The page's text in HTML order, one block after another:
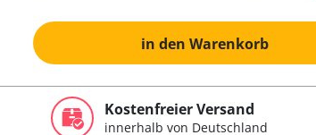
in den Warenkorb
Kostenfreier Versand
innerhalb von Deutschland